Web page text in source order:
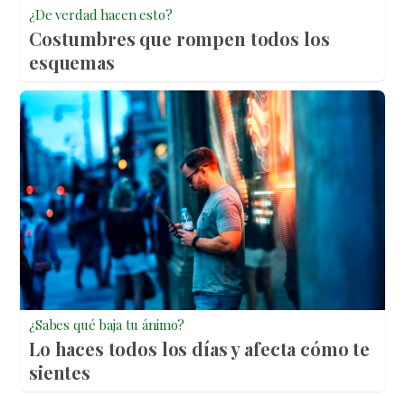
¿De verdad hacen esto?
Costumbres que rompen todos los
esquemas
¿Sabes qué baja tu ánimo?
Lo haces todos los días y afecta cómo te
sientes